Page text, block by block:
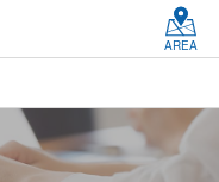
AREA